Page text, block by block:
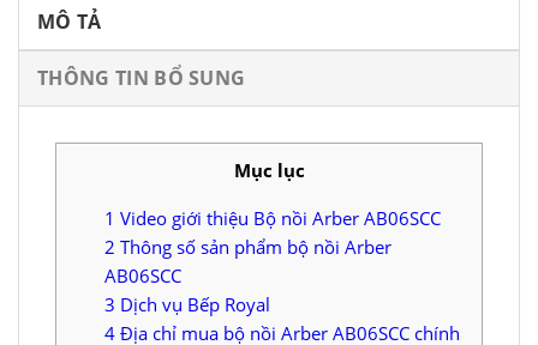
MÔ TẢ
THÔNG TIN BỔ SUNG
Mục lục
1 Video giới thiệu Bộ nồi Arber AB06SCC
2 Thông số sản phẩm bộ nồi Arber
AB06SCC
3 Dịch vụ Bếp Royal
4 Địa chỉ mua bộ nồi Arber AB06SCC chính